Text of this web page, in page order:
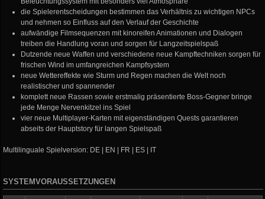
die Spielerentscheidungen bestimmen das Verhältnis zu wichtigen NPCs
und nehmen so Einfluss auf den Verlauf der Geschichte
aufwändige Filmsequenzen mit kinoreifen Animationen und Dialogen
treiben die Handlung voran und sorgen für Langzeitspielspaß
Dutzende neue Waffen und verschiedene neue Kampftechniken sorgen für
frischen Wind im umfangreichen Kampfsystem
neue Wettereffekte wie Sturm und Regen machen die Welt noch
realistischer und spannender
komplett neue Rassen sowie erstmalig präsentierte Boss-Gegner bringe
jede Menge Nervenkitzel ins Spiel
vier neue Multiplayer-Karten mit eigenständigen Quests garantieren
abseits der Hauptstory für langen Spielspaß
Multilinguale Spielversion: DE | EN | FR | ES | IT
SYSTEMVORAUSSETZUNGEN